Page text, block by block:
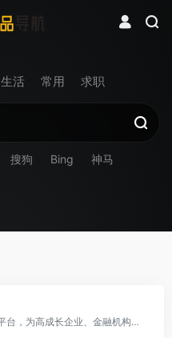
生活 常用 求职
搜狗 Bing 神马
创业邦作为国际创新生态服务平台，为高成长企业、金融机构、产业园区、地方政府提供全方位的媒体资讯、数字会展、数据研究、创新咨询、教育培训、资本对接等服务。